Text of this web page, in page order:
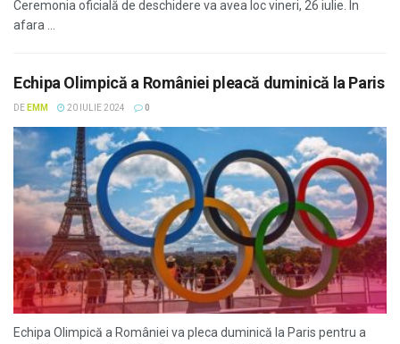
Ceremonia oficială de deschidere va avea loc vineri, 26 iulie. În
afara ...
Echipa Olimpică a României pleacă duminică la Paris
DE EMM 20 IULIE 2024 0
Echipa Olimpică a României va pleca duminică la Paris pentru a